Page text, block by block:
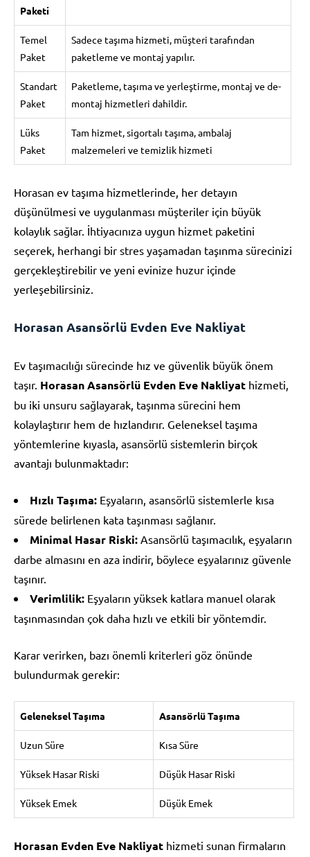
Paketi
Temel
Paket
Sadece taşıma hizmeti, müşteri tarafından
paketleme ve montaj yapılır.
Standart
Paket
Paketleme, taşıma ve yerleştirme, montaj ve de-
montaj hizmetleri dahildir.
Lüks
Paket
Tam hizmet, sigortalı taşıma, ambalaj
malzemeleri ve temizlik hizmeti
Horasan ev taşıma hizmetlerinde, her detayın
düşünülmesi ve uygulanması müşteriler için büyük
kolaylık sağlar. İhtiyacınıza uygun hizmet paketini
seçerek, herhangi bir stres yaşamadan taşınma sürecinizi
gerçekleştirebilir ve yeni evinize huzur içinde
yerleşebilirsiniz.
Horasan Asansörlü Evden Eve Nakliyat
Ev taşımacılığı sürecinde hız ve güvenlik büyük önem
taşır. Horasan Asansörlü Evden Eve Nakliyat hizmeti,
bu iki unsuru sağlayarak, taşınma sürecini hem
kolaylaştırır hem de hızlandırır. Geleneksel taşıma
yöntemlerine kıyasla, asansörlü sistemlerin birçok
avantajı bulunmaktadır:
Hızlı Taşıma: Eşyaların, asansörlü sistemlerle kısa
sürede belirlenen kata taşınması sağlanır.
Minimal Hasar Riski: Asansörlü taşımacılık, eşyaların
darbe almasını en aza indirir, böylece eşyalarınız güvenle
taşınır.
Verimlilik: Eşyaların yüksek katlara manuel olarak
taşınmasından çok daha hızlı ve etkili bir yöntemdir.
Karar verirken, bazı önemli kriterleri göz önünde
bulundurmak gerekir:
Geleneksel Taşıma Asansörlü Taşıma
Uzun Süre Kısa Süre
Yüksek Hasar Riski Düşük Hasar Riski
Yüksek Emek Düşük Emek
Horasan Evden Eve Nakliyat hizmeti sunan firmaların